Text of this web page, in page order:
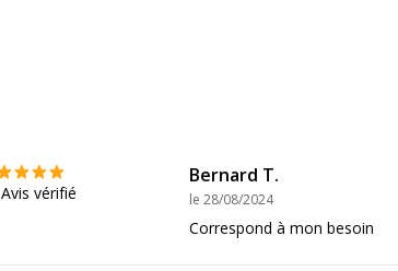
Avis vérifié
Bernard T.
le 28/08/2024
Correspond à mon besoin